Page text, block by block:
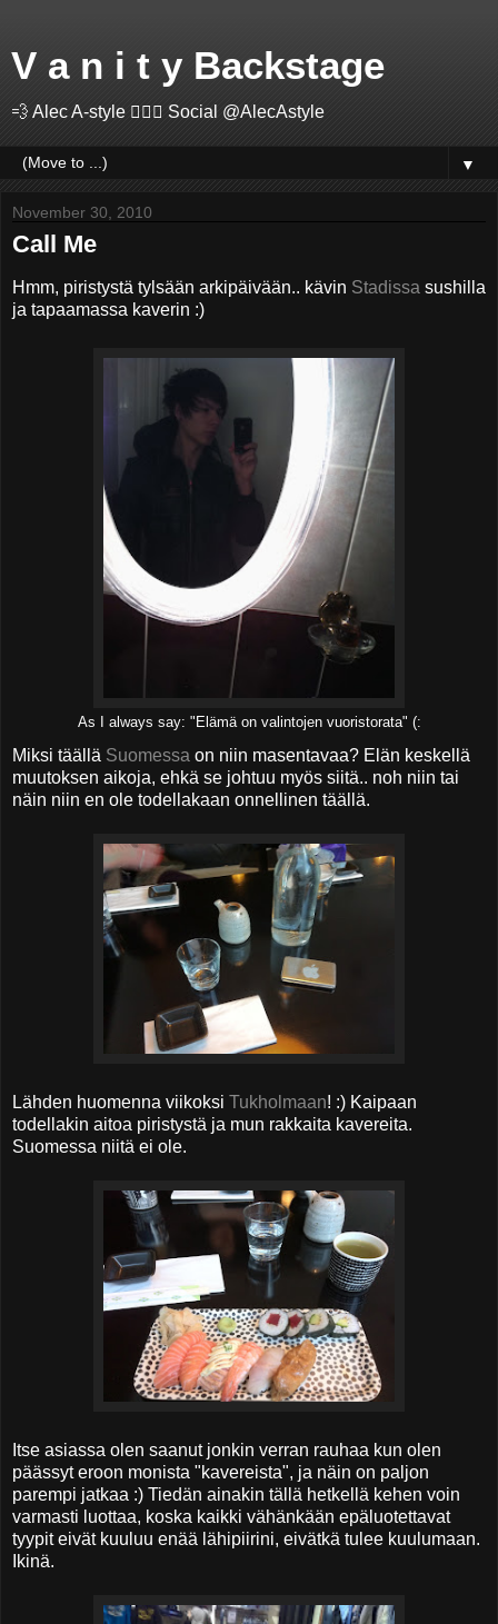
V a n i t y Backstage
💨 Alec A-style 🤽🏻‍♂️ Social @AlecAstyle
▼
November 30, 2010
Call Me
Hmm, piristystä tylsään arkipäivään.. kävin Stadissa sushilla
ja tapaamassa kaverin :)
As I always say: "Elämä on valintojen vuoristorata" (:
Miksi täällä Suomessa on niin masentavaa? Elän keskellä
muutoksen aikoja, ehkä se johtuu myös siitä.. noh niin tai
näin niin en ole todellakaan onnellinen täällä.
Lähden huomenna viikoksi Tukholmaan! :) Kaipaan
todellakin aitoa piristystä ja mun rakkaita kavereita.
Suomessa niitä ei ole.
Itse asiassa olen saanut jonkin verran rauhaa kun olen
päässyt eroon monista "kavereista", ja näin on paljon
parempi jatkaa :) Tiedän ainakin tällä hetkellä kehen voin
varmasti luottaa, koska kaikki vähänkään epäluotettavat
tyypit eivät kuuluu enää lähipiirini, eivätkä tulee kuulumaan.
Ikinä.